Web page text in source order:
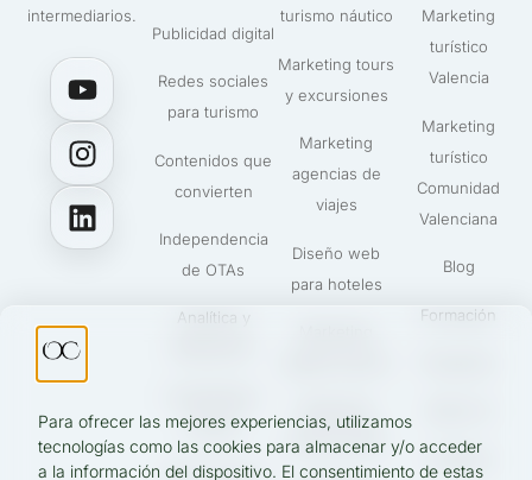
Para ofrecer las mejores experiencias, utilizamos
tecnologías como las cookies para almacenar y/o acceder
a la información del dispositivo. El consentimiento de estas
intermediarios.
Publicidad digital
Redes sociales
para turismo
Contenidos que
convierten
Independencia
de OTAs
Analítica y
turismo
UGC Turismo
turismo náutico
Marketing tours
y excursiones
Marketing
agencias de
viajes
Diseño web
para hoteles
Marketing
turismo activo
Marketing
turístico
Valencia
Marketing
turístico
Comunidad
Valenciana
Blog
Formación
Contacto